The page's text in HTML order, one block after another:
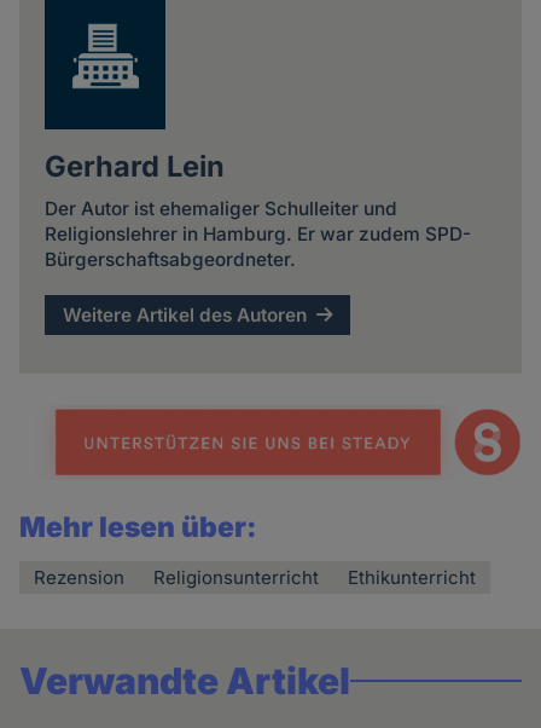
Gerhard Lein
Der Autor ist ehemaliger Schulleiter und
Religionslehrer in Hamburg. Er war zudem SPD-
Bürgerschaftsabgeordneter.
Weitere Artikel des Autoren
Mehr lesen über:
Rezension Religionsunterricht Ethikunterricht
Verwandte Artikel